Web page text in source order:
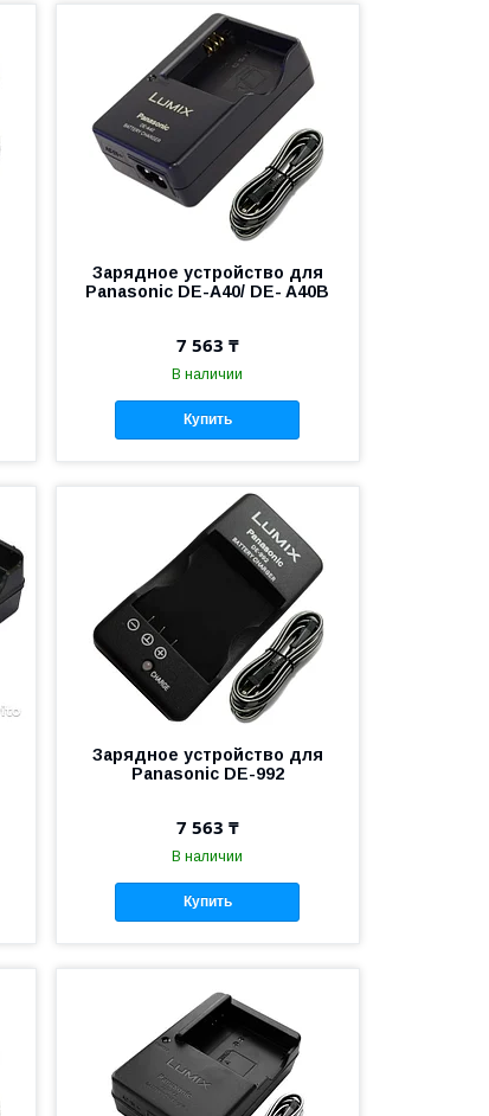
Зарядное устройство для
Panasonic DE-A40/ DE- A40B
7 563 ₸
В наличии
Купить
Зарядное устройство для
Panasonic DE-992
7 563 ₸
В наличии
Купить